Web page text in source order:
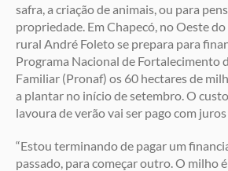
safra, a criação de animais, ou para
propriedade. Em Chapecó, no Oeste
rural André Foleto se prepara para
Programa Nacional de Fortalecimento
Familiar (Pronaf) os 60 hectares de
a plantar no início de setembro. O
lavoura de verão vai ser pago com
“Estou terminando de pagar um
passado, para começar outro. O milho